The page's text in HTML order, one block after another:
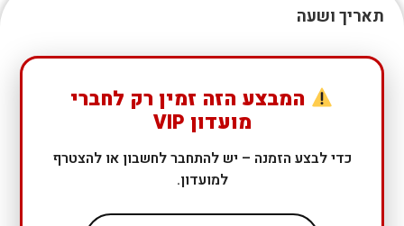
תאריך ושעה
המבצע הזה זמין רק לחברי
מועדון VIP
כדי לבצע הזמנה – יש להתחבר לחשבון או להצטרף
למועדון.